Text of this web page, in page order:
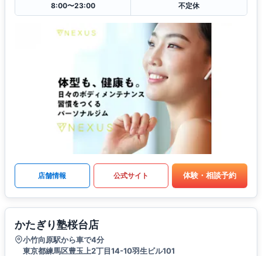
8:00〜23:00
不定休
店舗情報 公式サイト 体験・相談予約
かたぎり塾桜台店
小竹向原駅から車で4分
東京都練馬区豊玉上2丁目14-10羽生ビル101